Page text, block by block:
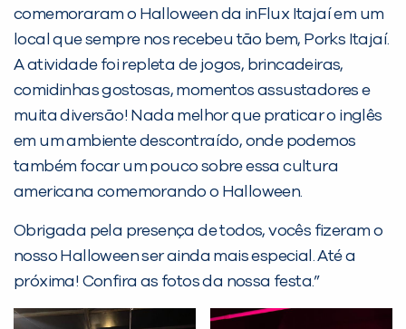
comemoraram o Halloween da inFlux Itajaí em um
local que sempre nos recebeu tão bem, Porks Itajaí.
A atividade foi repleta de jogos, brincadeiras,
comidinhas gostosas, momentos assustadores e
muita diversão! Nada melhor que praticar o inglês
em um ambiente descontraído, onde podemos
também focar um pouco sobre essa cultura
americana comemorando o Halloween.
Obrigada pela presença de todos, vocês fizeram o
nosso Halloween ser ainda mais especial. Até a
próxima! Confira as fotos da nossa festa.”
PEÇA UMA DEMONSTRAÇÃO DE MÉTODO
Desculpe!
Não encontramos nenhuma unidade
inFlux nesta cidade ou bairro que
você digitou.